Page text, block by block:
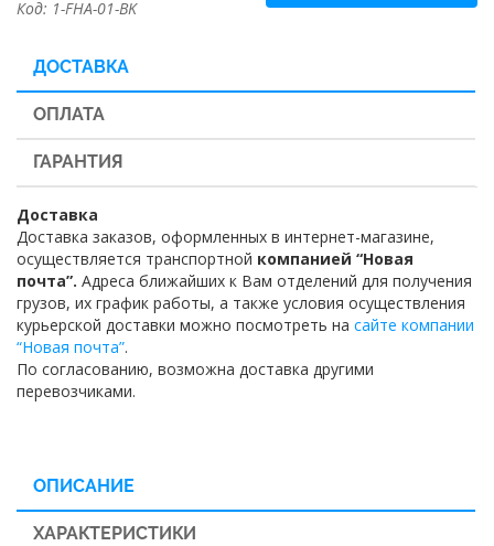
Код: 1-FHA-01-BK
ДОСТАВКА
ОПЛАТА
ГАРАНТИЯ
Доставка
Доставка заказов, оформленных в интернет-магазине,
осуществляется транспортной компанией “Новая
почта”. Адреса ближайших к Вам отделений для получения
грузов, их график работы, а также условия осуществления
курьерской доставки можно посмотреть на сайте компании
“Новая почта”.
По согласованию, возможна доставка другими
перевозчиками.
ОПИСАНИЕ
ХАРАКТЕРИСТИКИ